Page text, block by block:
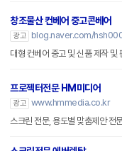
창조물산 컨베어 중고콘베어
광고
blog.naver.com/
대형 컨베어 중고 및 신품 제작 및
프로젝터전문 HM미디어
광고 www.hmmedia.co.kr
스크린 전문, 용도별 맞춤제안 전